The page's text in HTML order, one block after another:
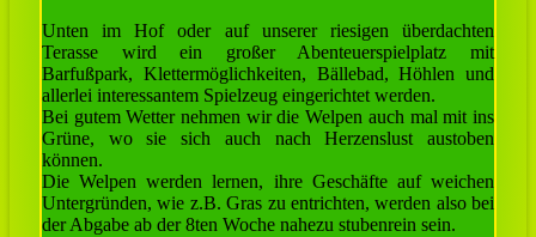
Unten im Hof oder auf unserer riesigen überdachten
Terasse wird ein großer Abenteuerspielplatz mit
Barfußpark, Klettermöglichkeiten, Bällebad, Höhlen und
allerlei interessantem Spielzeug eingerichtet werden.
Bei gutem Wetter nehmen wir die Welpen auch mal mit ins
Grüne, wo sie sich auch nach Herzenslust austoben
können.
Die Welpen werden lernen, ihre Geschäfte auf weichen
Untergründen, wie z.B. Gras zu entrichten, werden also bei
der Abgabe ab der 8ten Woche nahezu stubenrein sein.